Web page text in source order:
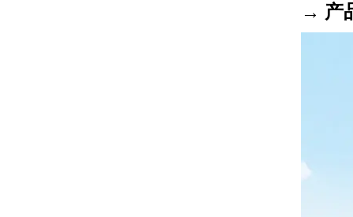
→ 产